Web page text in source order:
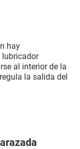
hay
lubricador
al interior de la
la salida del